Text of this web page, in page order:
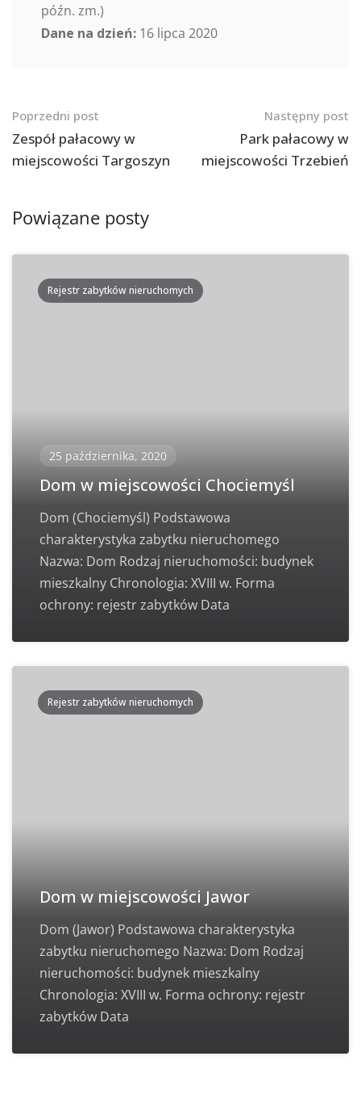
późn. zm.)
Dane na dzień: 16 lipca 2020
Nawigacja
po
postach
Poprzedni post
Zespół pałacowy w
miejscowości Targoszyn
Następny post
Park pałacowy w
miejscowości Trzebień
Powiązane posty
Rejestr zabytków nieruchomych
25 października, 2020
Dom w miejscowości Chociemyśl
Dom (Chociemyśl) Podstawowa
charakterystyka zabytku nieruchomego
Nazwa: Dom Rodzaj nieruchomości: budynek
mieszkalny Chronologia: XVIII w. Forma
ochrony: rejestr zabytków Data
Rejestr zabytków nieruchomych
Dom w miejscowości Jawor
Dom (Jawor) Podstawowa charakterystyka
zabytku nieruchomego Nazwa: Dom Rodzaj
nieruchomości: budynek mieszkalny
Chronologia: XVIII w. Forma ochrony: rejestr
zabytków Data